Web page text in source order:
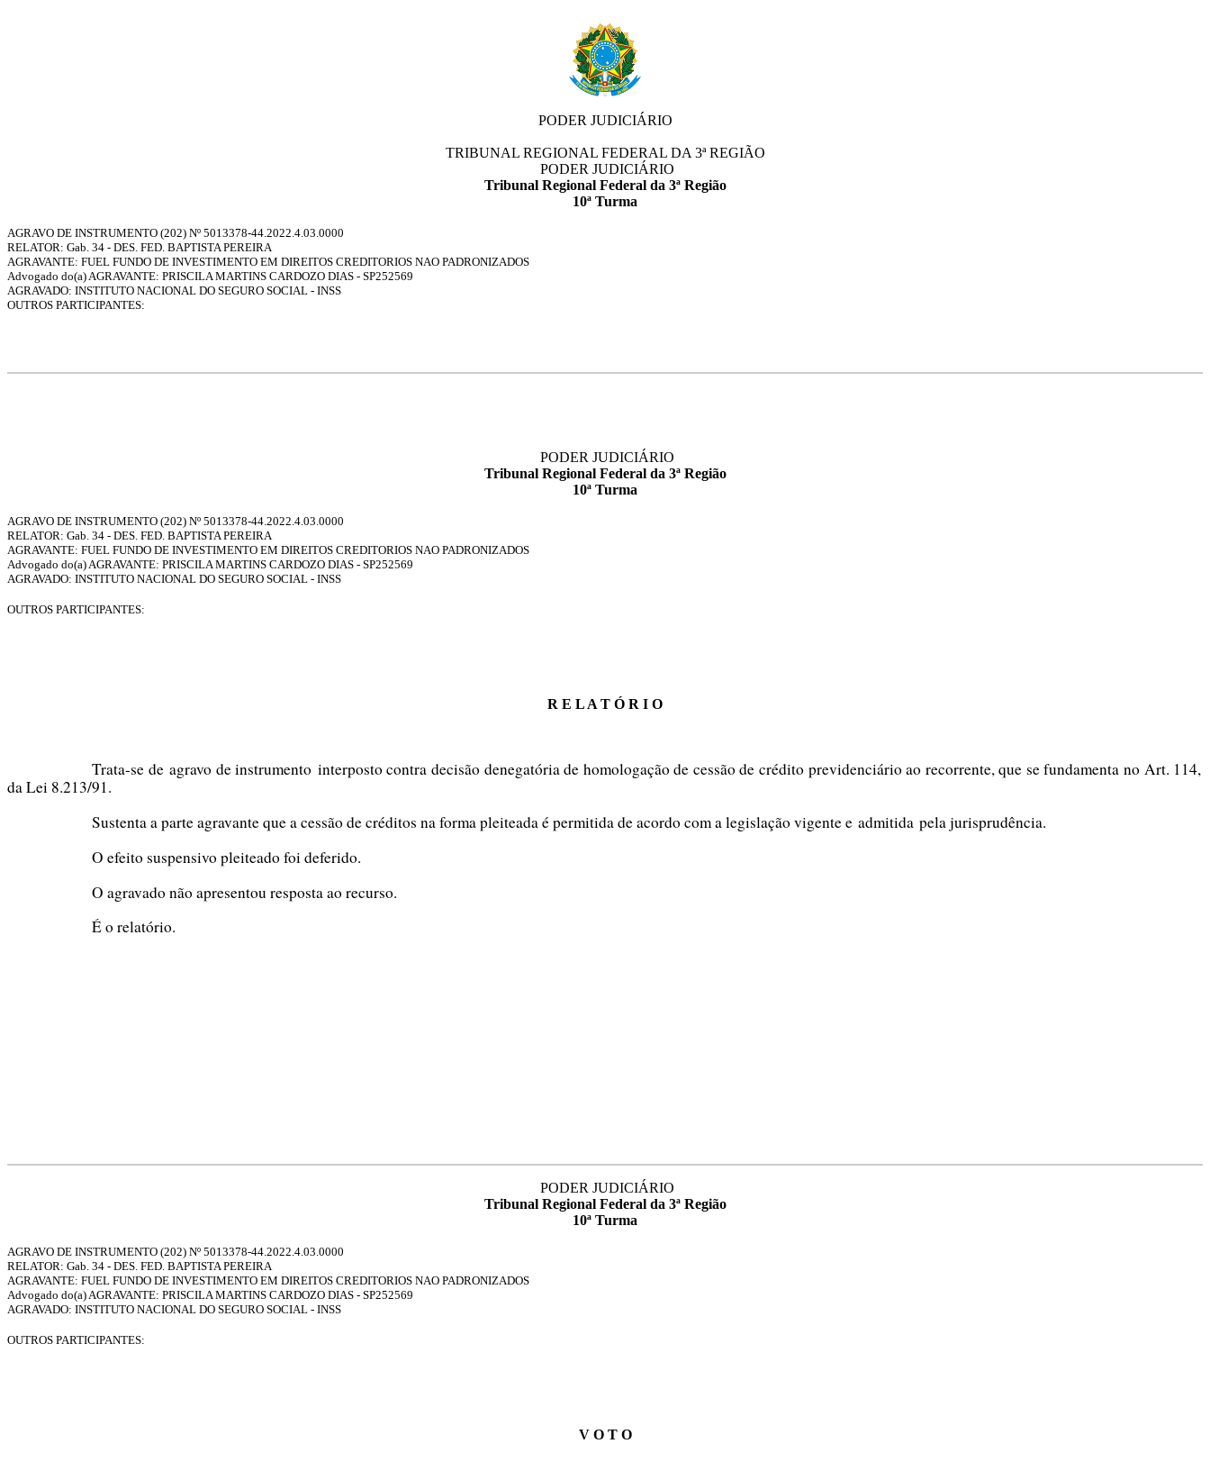
PODER JUDICIÁRIO
TRIBUNAL REGIONAL FEDERAL DA 3ª REGIÃO
PODER JUDICIÁRIO
Tribunal Regional Federal da 3ª Região
10ª Turma
AGRAVO DE INSTRUMENTO (202) Nº 5013378-44.2022.4.03.0000
RELATOR: Gab. 34 - DES. FED. BAPTISTA PEREIRA
AGRAVANTE: FUEL FUNDO DE INVESTIMENTO EM DIREITOS CREDITORIOS NAO PADRONIZADOS
Advogado do(a) AGRAVANTE: PRISCILA MARTINS CARDOZO DIAS - SP252569
AGRAVADO: INSTITUTO NACIONAL DO SEGURO SOCIAL - INSS
OUTROS PARTICIPANTES:
PODER JUDICIÁRIO
Tribunal Regional Federal da 3ª Região
10ª Turma
AGRAVO DE INSTRUMENTO (202) Nº 5013378-44.2022.4.03.0000
RELATOR: Gab. 34 - DES. FED. BAPTISTA PEREIRA
AGRAVANTE: FUEL FUNDO DE INVESTIMENTO EM DIREITOS CREDITORIOS NAO PADRONIZADOS
Advogado do(a) AGRAVANTE: PRISCILA MARTINS CARDOZO DIAS - SP252569
AGRAVADO: INSTITUTO NACIONAL DO SEGURO SOCIAL - INSS
OUTROS PARTICIPANTES:
R E L A T Ó R I O
Trata-se de agravo de instrumento interposto contra decisão denegatória de homologação de cessão de crédito previdenciário ao recorrente, que se fundamenta no Art. 114,
da Lei 8.213/91.
Sustenta a parte agravante que a cessão de créditos na forma pleiteada é permitida de acordo com a legislação vigente e admitida pela jurisprudência.
O efeito suspensivo pleiteado foi deferido.
O agravado não apresentou resposta ao recurso.
É o relatório.
PODER JUDICIÁRIO
Tribunal Regional Federal da 3ª Região
10ª Turma
AGRAVO DE INSTRUMENTO (202) Nº 5013378-44.2022.4.03.0000
RELATOR: Gab. 34 - DES. FED. BAPTISTA PEREIRA
AGRAVANTE: FUEL FUNDO DE INVESTIMENTO EM DIREITOS CREDITORIOS NAO PADRONIZADOS
Advogado do(a) AGRAVANTE: PRISCILA MARTINS CARDOZO DIAS - SP252569
AGRAVADO: INSTITUTO NACIONAL DO SEGURO SOCIAL - INSS
OUTROS PARTICIPANTES:
V O T O